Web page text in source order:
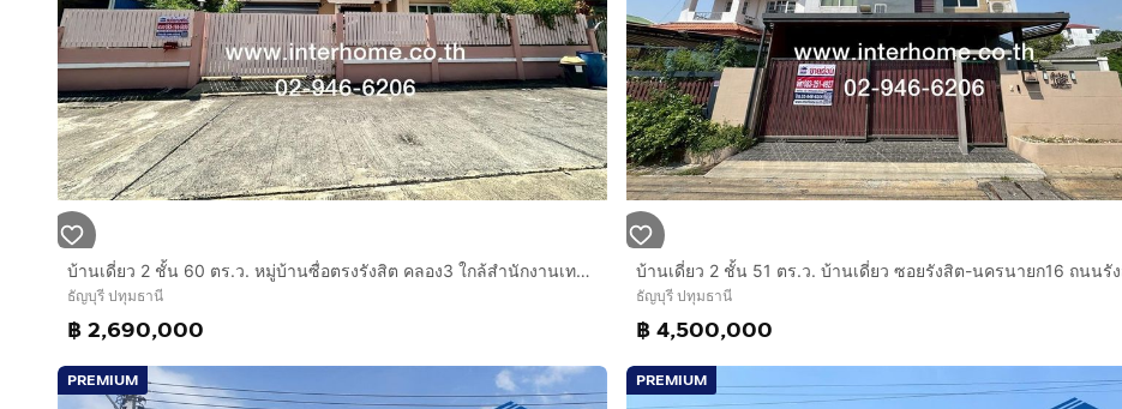
ขายบ้านเเฝด 2 ชั้น ซอยรังสิต-นครนายก46 ถนนรังสิต-นครนายก ถนนคลองสอง ตำบลประชาธิปัตย์ อำเภอธัญบุรี จังหวัดปทุมธานี
สูง 2 ชั้น 3 นอน 3 น้ำ 1 ครัว
มีที่จอดรถ 2 คัน
การตกแต่ง :
บ้านแฝด 2 ชั้น 3 ห้องนอน 3 ห้องน้ำ
ต่อเติม : หลังคา-ปูกระเบื้องพื้นที่จอดรถ,ห้องครัวบิวท์อิน, ห้องซักล้างหลังบ้าน
ส่วนกลางมีสวนสาธารณะ, สนามเด็กเล่น
ค่าส่วนกลางปีละ 9,500 บาท
ทำเลดี สถานที่ใกล้เคียง :
*ใกล้ศูนย์การค้า แหล่งร้านค้า ร้านอาหารมากมาย
*ใกล้ห้างโลตัส, บิ๊กซี
บ้านเดี่ยว 2 ชั้น 60 ตร.ว. หมู่บ้านซื่อตรงรังสิต คลอง3 ใกล้สำนักงานเทศบาลเมืองบึงยี่โถ ถนนรังสิต-นครนายก ธัญบุรี ปทุมธานี
ธัญบุรี ปทุมธานี
฿ 2,690,000
ธัญบุรี ปทุมธานี
฿ 4,500,000
PREMIUM PREMIUM